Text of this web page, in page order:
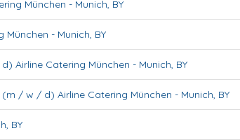
München - Munich, BY
München - Munich, BY
Airline Catering München - Munich, BY
/ w / d) Airline Catering München - Munich, BY
, BY